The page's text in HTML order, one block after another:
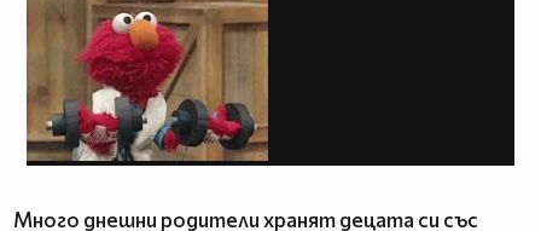
Много днешни родители хранят децата си със